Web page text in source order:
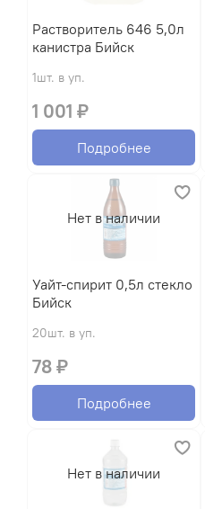
Растворитель 646 5,0л
канистра Бийск
1шт. в уп.
1 001 ₽
Подробнее
Нет в наличии
Уайт-спирит 0,5л стекло
Бийск
20шт. в уп.
78 ₽
Подробнее
Нет в наличии